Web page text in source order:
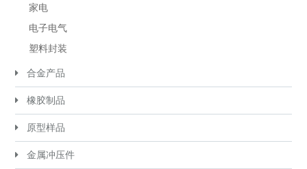
家电
电子电气
塑料封装
合金产品
橡胶制品
原型样品
金属冲压件